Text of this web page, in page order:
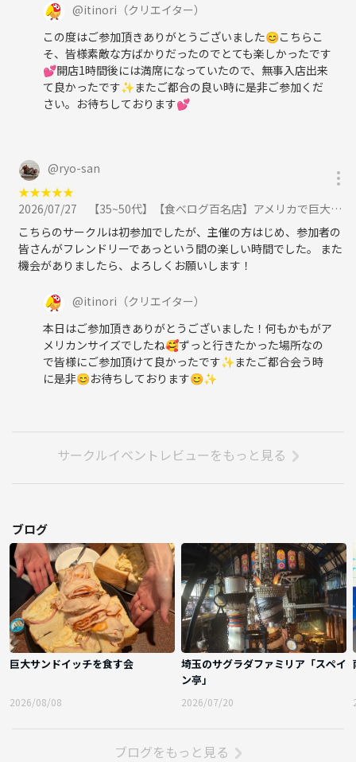
@itinori （クリエイター）
この度はご参加頂きありがとうございました😊こちらこ
そ、皆様素敵な方ばかりだったのでとても楽しかったです
💕開店1時間後には満席になっていたので、無事入店出来
て良かったです✨またご都合の良い時に是非ご参加くだ
さい。お待ちしております💕
@ryo-san
★★★★★
2026/07/27
【35~50代】【食べログ百名店】アメリカで巨大サンドイッチ朝活【女性主催】に参加
こちらのサークルは初参加でしたが、主催の方はじめ、参加者の
皆さんがフレンドリーであっという間の楽しい時間でした。 また
機会がありましたら、よろしくお願いします！
@itinori （クリエイター）
本日はご参加頂きありがとうございました！何もかもがア
メリカンサイズでしたね🥰ずっと行きたかった場所なの
で皆様にご参加頂けて良かったです✨またご都合会う時
に是非😊お待ちしております😊✨
サークルイベントレビューをもっと見る
ブログ
巨大サンドイッチを食す会
2026/08/08
埼玉のサグラダファミリア「スペイ
ン亭」
2026/07/20
ブログをもっと見る